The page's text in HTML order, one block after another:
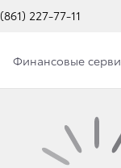
227-77-11
Финансовые